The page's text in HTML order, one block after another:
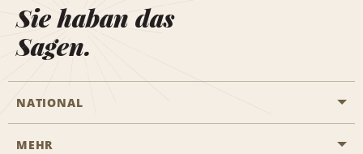
Sie haban das
Sagen.
NATIONAL
Eine Reservierung vornehmen
MEHR